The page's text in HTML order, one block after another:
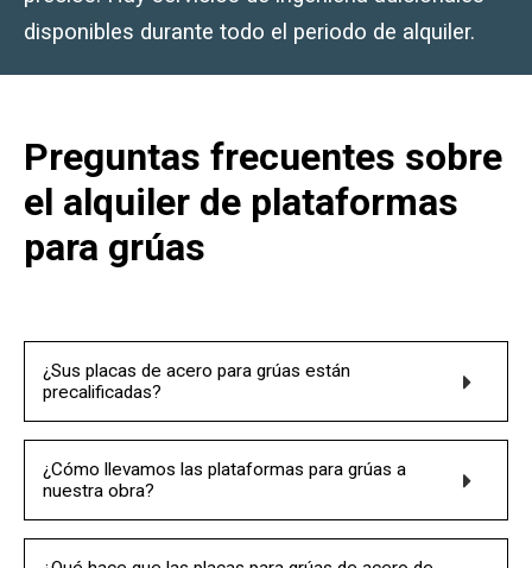
disponibles durante todo el periodo de alquiler.
Preguntas frecuentes sobre
el alquiler de plataformas
para grúas
¿Sus placas de acero para grúas están
precalificadas?
¿Cómo llevamos las plataformas para grúas a
nuestra obra?